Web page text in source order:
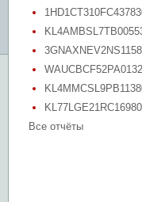
Все отчёты